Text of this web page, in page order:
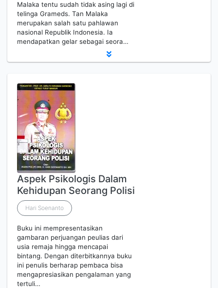
Malaka tentu sudah tidak asing lagi di
telinga Grameds. Tan Malaka
merupakan salah satu pahlawan
nasional Republik Indonesia. Ia
mendapatkan gelar sebagai seora…
Aspek Psikologis Dalam
Kehidupan Seorang Polisi
Hari Soenanto
Buku ini mempresentasikan
gambaran perjuangan peulias dari
usia remaja hingga mencapai
bintang. Dengan diterbitkannya buku
ini penulis berharap pembaca bisa
mengapresiasikan pengalaman yang
tertuli…